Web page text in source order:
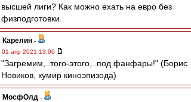
высшей лиги? Как можно ехать на евро без
физподготовки.
Карелин -
01 апр 2021 13:06
"Загремим,..того-этого,..под фанфары!" (Борис
Новиков, кумир киноэпизода)
МосфОлд -